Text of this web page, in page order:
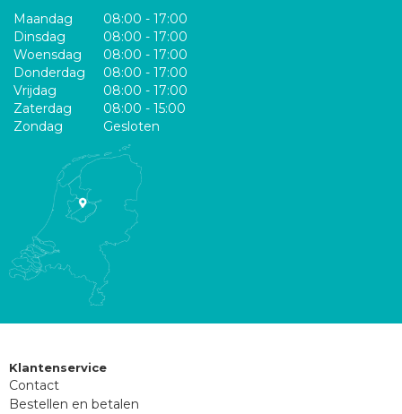
Maandag
08:00 - 17:00
Dinsdag
08:00 - 17:00
Woensdag
08:00 - 17:00
Donderdag
08:00 - 17:00
Vrijdag
08:00 - 17:00
Zaterdag
08:00 - 15:00
Zondag
Gesloten
Klantenservice
Contact
Bestellen en betalen